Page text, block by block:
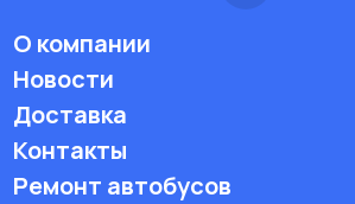
О компании
Новости
Доставка
Контакты
Ремонт автобусов